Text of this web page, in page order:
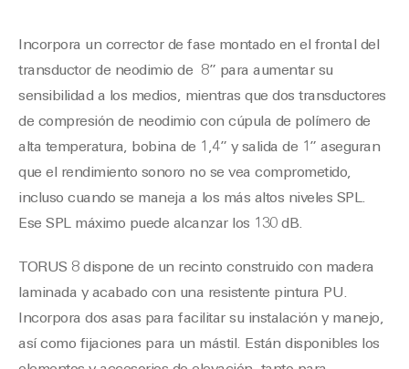
Incorpora un corrector de fase montado en el frontal del
transductor de neodimio de 8” para aumentar su
sensibilidad a los medios, mientras que dos transductores
de compresión de neodimio con cúpula de polímero de
alta temperatura, bobina de 1,4” y salida de 1” aseguran
que el rendimiento sonoro no se vea comprometido,
incluso cuando se maneja a los más altos niveles SPL.
Ese SPL máximo puede alcanzar los 130 dB.
TORUS 8 dispone de un recinto construido con madera
laminada y acabado con una resistente pintura PU.
Incorpora dos asas para facilitar su instalación y manejo,
así como fijaciones para un mástil. Están disponibles los